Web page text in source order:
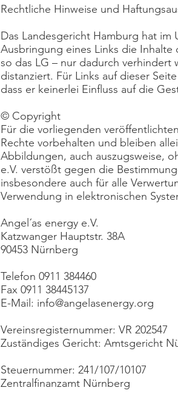
Rechtliche Hinweise und
Das Landesgericht Hamburg hat im
Ausbringung eines Links die
so das LG – nur dadurch verhindert
distanziert. Für Links auf dieser
dass er keinerlei Einfluss auf die
© Copyright
Für die vorliegenden
Rechte vorbehalten und bleiben
Abbildungen, auch auszugsweise,
e.V. verstößt gegen die
insbesondere auch für alle
Verwendung in elektronischen
Angel´as energy e.V.
Katzwanger Hauptstr. 38A
90453 Nürnberg
Telefon 0911 384460
Fax 0911 38445137
E-Mail: info@angelasenergy.org
Vereinsregisternummer: VR 202547
Zuständiges Gericht: Amtsgericht
Steuernummer: 241/107/10107
Zentralfinanzamt Nürnberg